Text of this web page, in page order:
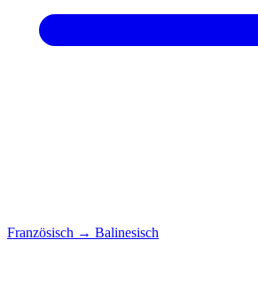
Französisch → Balinesisch